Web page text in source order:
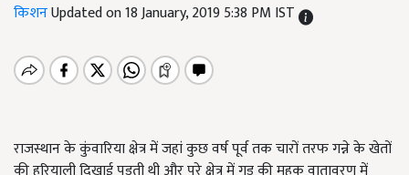
किशनUpdated on 18 January, 2019 5:38 PM IST
राजस्थान के कुंवारिया क्षेत्र में जहां कुछ वर्ष पूर्व तक चारों तरफ गन्ने के खेतों